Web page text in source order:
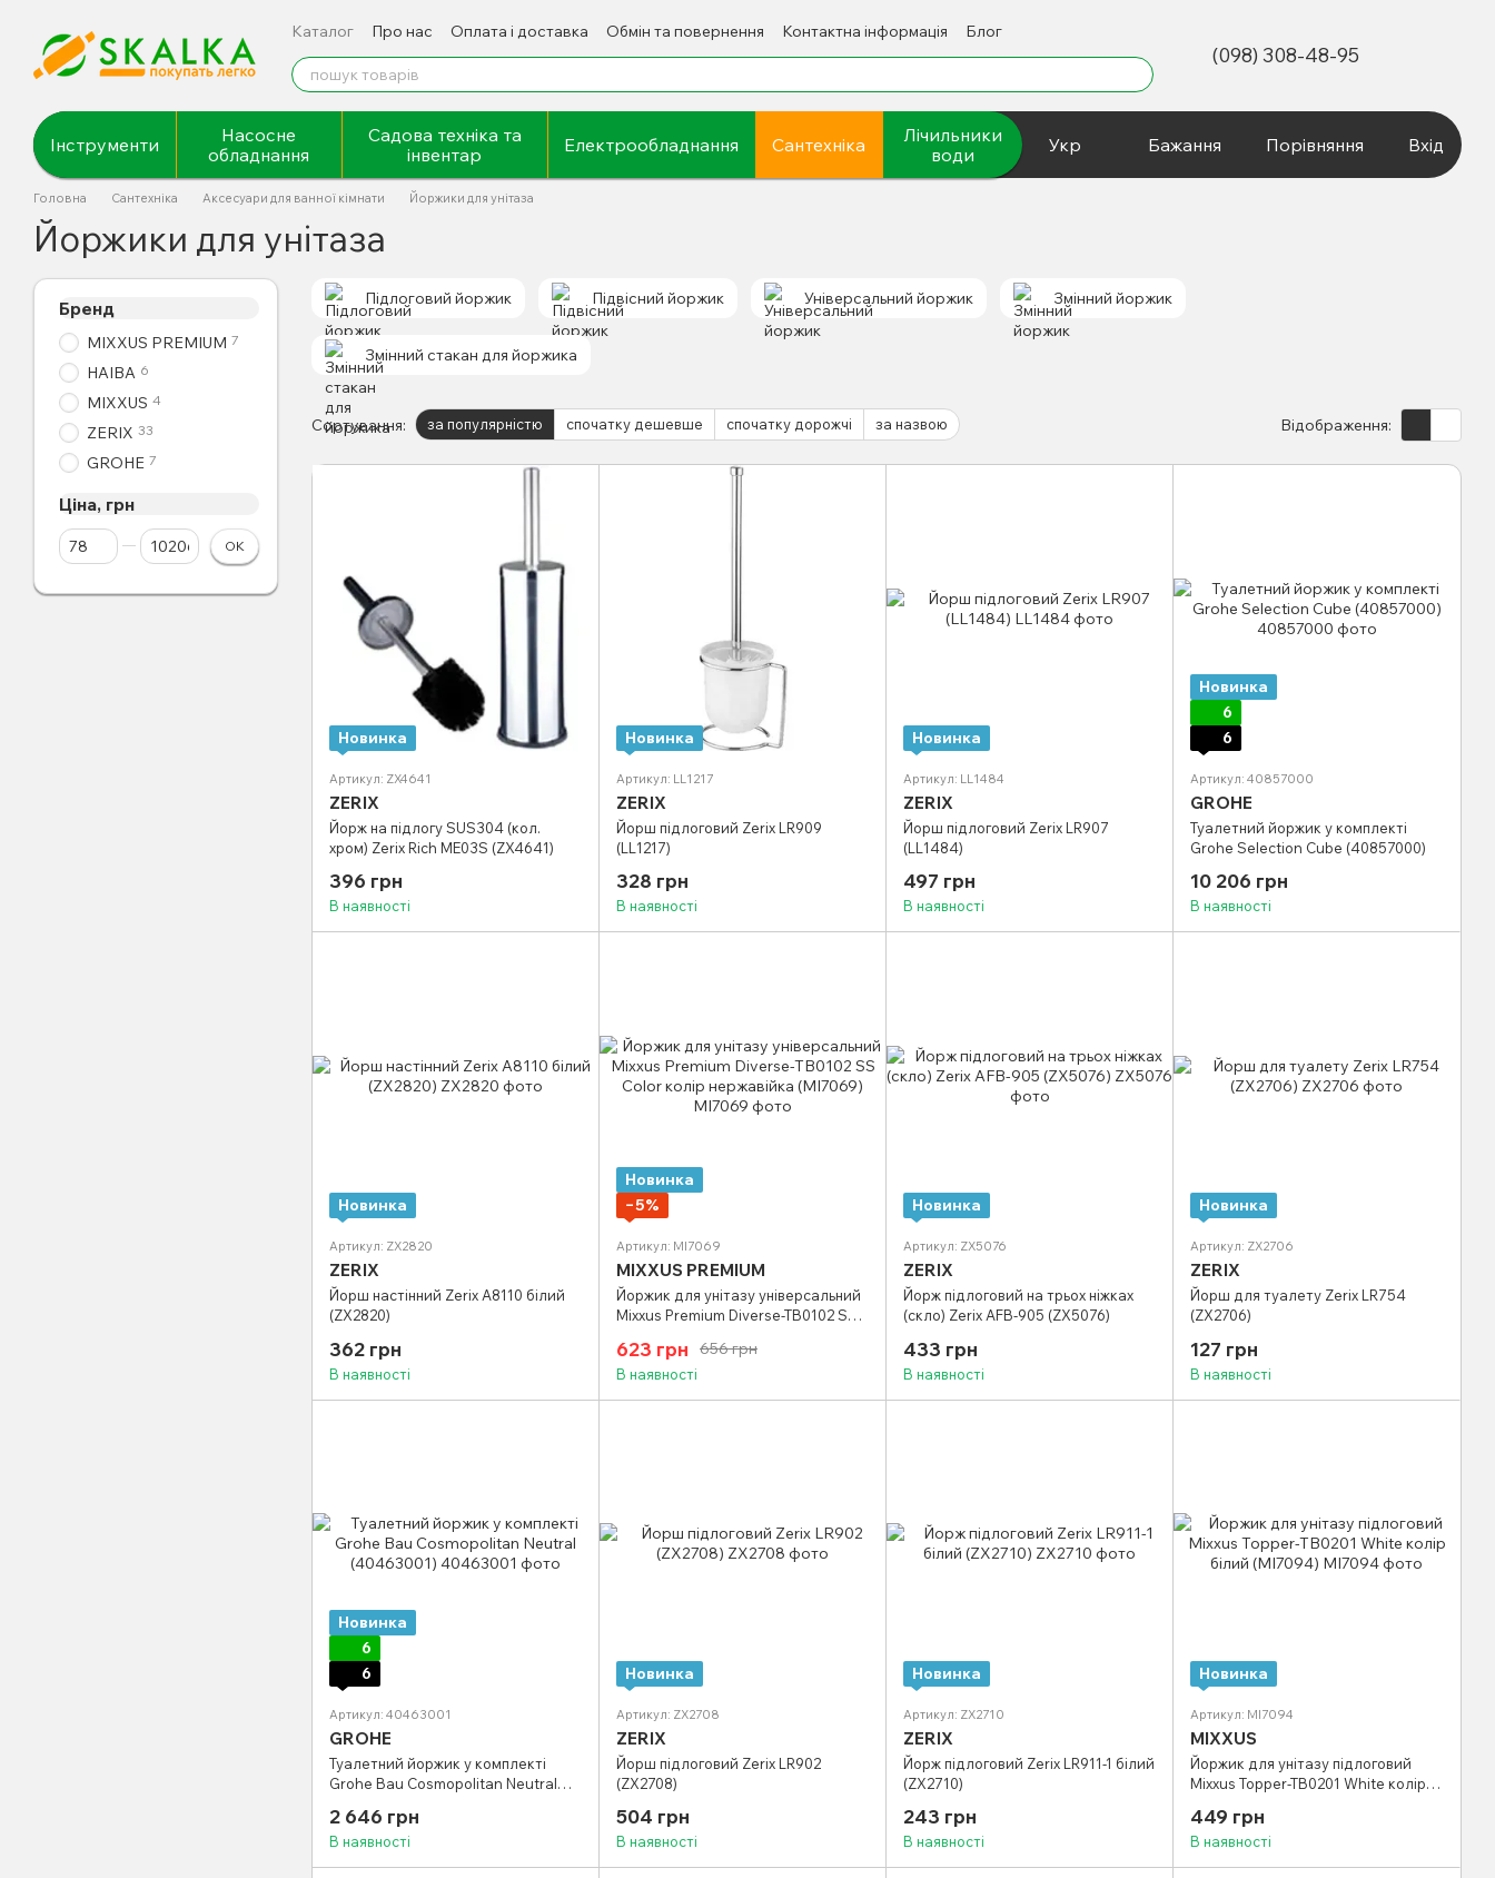
Каталог Про нас Оплата і доставка Обмін та повернення Контактна інформація
Блог
Відгуки про магазин
(098) 308-48-95
Інструменти
Насосне
обладнання
Садова техніка та
інвентар
Електрообладнання Сантехніка
Лічильники
води
Укр Бажання Порівняння Вхід
Головна Сантехніка Аксесуари для ванної кімнати Йоржики для унітаза
Йоржики для унітаза
Підлоговий йоржик Підвісний йоржик Універсальний йоржик Змінний йоржик
Змінний стакан для йоржика
Сортування: за популярністю спочатку дешевше спочатку дорожчі за назвою Відображення:
Новинка
Артикул: ZX4641
ZERIX
Йорж на підлогу SUS304 (кол.
хром) Zerix Rich ME03S (ZX4641)
396 грн
В наявності
Новинка
Артикул: LL1217
ZERIX
Йорш підлоговий Zerix LR909
(LL1217)
328 грн
В наявності
Новинка
Артикул: LL1484
ZERIX
Йорш підлоговий Zerix LR907
(LL1484)
497 грн
В наявності
Новинка
6
6
Артикул: 40857000
GROHE
Туалетний йоржик у комплекті
Grohe Selection Cube (40857000)
10 206 грн
В наявності
Новинка
Артикул: ZX2820
ZERIX
Йорш настінний Zerix A8110 білий
(ZX2820)
362 грн
В наявності
Новинка
−5%
Артикул: MI7069
MIXXUS PREMIUM
Йоржик для унітазу універсальний
Mixxus Premium Diverse-TB0102 SS
656 грн
623 грн
В наявності
Новинка
Артикул: ZX5076
ZERIX
Йорж підлоговий на трьох ніжках
(скло) Zerix AFB-905 (ZX5076)
433 грн
В наявності
Новинка
Артикул: ZX2706
ZERIX
Йорш для туалету Zerix LR754
(ZX2706)
127 грн
В наявності
Новинка
6
6
Артикул: 40463001
GROHE
Туалетний йоржик у комплекті
Grohe Bau Cosmopolitan Neutral
2 646 грн
В наявності
Новинка
Артикул: ZX2708
ZERIX
Йорш підлоговий Zerix LR902
(ZX2708)
504 грн
В наявності
Новинка
Артикул: ZX2710
ZERIX
Йорж підлоговий Zerix LR911-1 білий
(ZX2710)
243 грн
В наявності
Новинка
Артикул: MI7094
MIXXUS
Йоржик для унітазу підлоговий
Mixxus Topper-TB0201 White колір
449 грн
В наявності
Бренд
MIXXUS PREMIUM 7
HAIBA 6
MIXXUS 4
ZERIX 33
GROHE 7
Ціна, грн
Від Ціна, грн
До Ціна, грн ОК